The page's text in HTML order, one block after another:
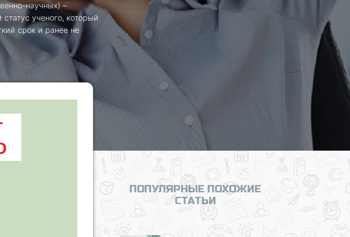
научных) –
ученого, который
срок и ранее не
ПОПУЛЯРНЫЕ ПОХОЖИЕ
СТАТЬИ